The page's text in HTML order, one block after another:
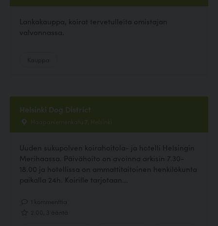
Lankakauppa, koirat tervetulleita omistajan
valvonnassa.
Helsinki Dog District
Haapaniemenkatu 7, Helsinki
Uuden sukupolven koirahoitola- ja hotelli Helsingin
Merihaassa. Päivähoito on avoinna arkisin 7.30-
18.00 ja hotellissa on ammattitaitoinen henkilökunta
paikalla 24h. Koirille tarjotaan...